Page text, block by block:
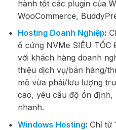
hành tốt các plugin của
WooCommerce,
Hosting Doanh Nghiệp:
ổ cứng NVMe SIÊU TỐC
với khách hàng doanh
thiệu dịch vụ/bán hàng/
mô vừa phải/lưu lượng
cao, yêu cầu độ ổn
nhanh.
Windows Hosting: Chỉ từ